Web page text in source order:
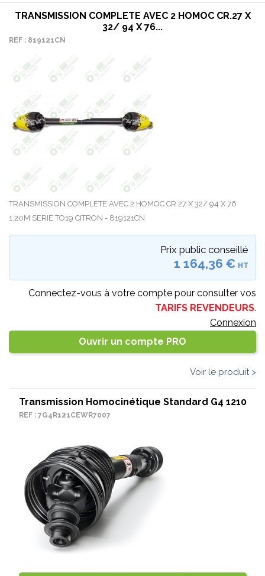
TRANSMISSION COMPLETE AVEC 2 HOMOC CR.27 X
32/ 94 X 76...
REF : 819121CN
TRANSMISSION COMPLETE AVEC 2 HOMOC CR.27 X 32/ 94 X 76
1.20M SERIE TO19 CITRON - 819121CN
Prix public conseillé
1 164,36 € HT
Connectez-vous à votre compte pour consulter vos
TARIFS REVENDEURS.
Connexion
Ouvrir un compte PRO
Voir le produit >
Transmission Homocinétique Standard G4 1210
REF : 7G4R121CEWR7007